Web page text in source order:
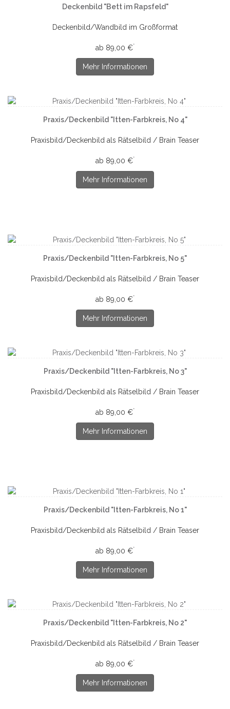
Deckenbild "Bett im Rapsfeld"
Deckenbild/Wandbild im Großformat
ab 89,00 €*
Mehr Informationen
Praxis/Deckenbild "Itten-Farbkreis, No 4"
Praxisbild/Deckenbild als Rätselbild / Brain Teaser
ab 89,00 €*
Mehr Informationen
Praxis/Deckenbild "Itten-Farbkreis, No 5"
Praxisbild/Deckenbild als Rätselbild / Brain Teaser
ab 89,00 €*
Mehr Informationen
Praxis/Deckenbild "Itten-Farbkreis, No 3"
Praxisbild/Deckenbild als Rätselbild / Brain Teaser
ab 89,00 €*
Mehr Informationen
Praxis/Deckenbild "Itten-Farbkreis, No 1"
Praxisbild/Deckenbild als Rätselbild / Brain Teaser
ab 89,00 €*
Mehr Informationen
Praxis/Deckenbild "Itten-Farbkreis, No 2"
Praxisbild/Deckenbild als Rätselbild / Brain Teaser
ab 89,00 €*
Mehr Informationen